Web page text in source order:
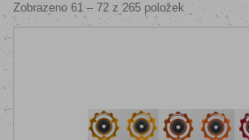
Zobrazeno 61 – 72 z 265 položek